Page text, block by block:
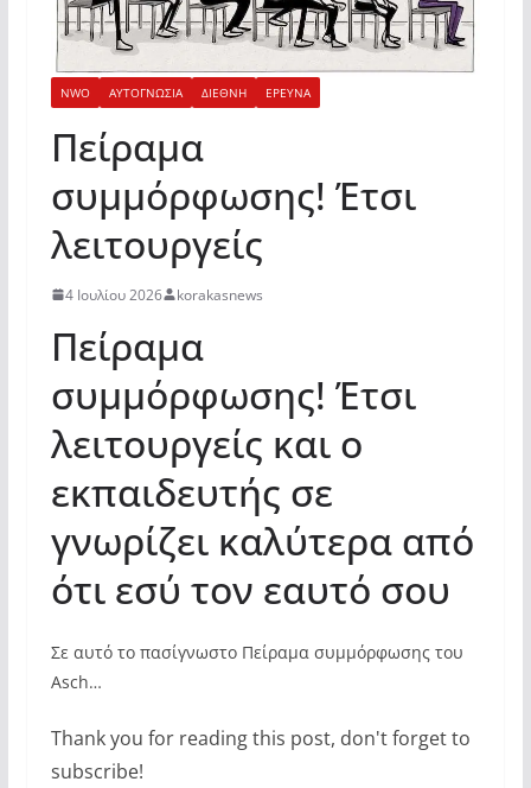
NWO ΑΥΤΟΓΝΩΣΙΑ ΔΙΕΘΝΗ ΕΡΕΥΝΑ
Πείραμα
συμμόρφωσης! Έτσι
λειτουργείς
4 Ιουλίου 2026 korakasnews
Πείραμα
συμμόρφωσης! Έτσι
λειτουργείς και ο
εκπαιδευτής σε
γνωρίζει καλύτερα από
ότι εσύ τον εαυτό σου
Σε αυτό το πασίγνωστο Πείραμα συμμόρφωσης του
Asch…
Thank you for reading this post, don't forget to
subscribe!